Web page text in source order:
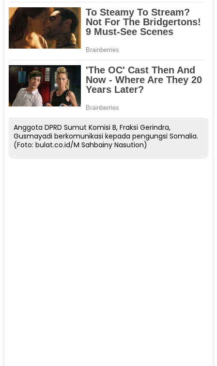
Anggota DPRD Sumut Komisi B, Fraksi Gerindra,
Gusmayadi berkomunikasi kepada pengungsi Somalia.
(Foto: bulat.co.id/M Sahbainy Nasution)